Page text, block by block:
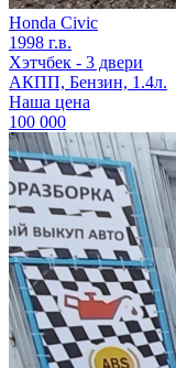
Honda Civic
1998 г.в.
Хэтчбек - 3 двери
АКПП, Бензин, 1.4л.
Наша цена
100 000